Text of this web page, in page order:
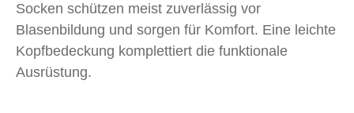
Socken schützen meist zuverlässig vor
Blasenbildung und sorgen für Komfort. Eine leichte
Kopfbedeckung komplettiert die funktionale
Ausrüstung.